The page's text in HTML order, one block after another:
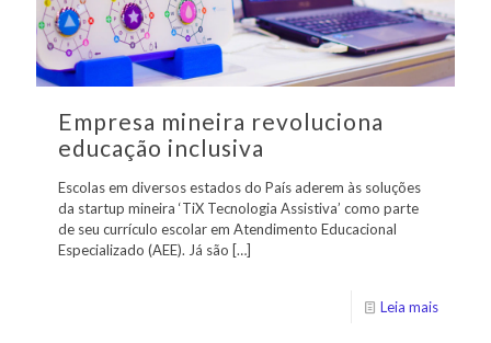
Empresa mineira revoluciona
educação inclusiva
Escolas em diversos estados do País aderem às soluções
da startup mineira ‘TiX Tecnologia Assistiva’ como parte
de seu currículo escolar em Atendimento Educacional
Especializado (AEE). Já são […]
Leia mais